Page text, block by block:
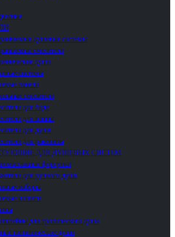
душевые системы
смесители
души
системы
панели
смесители
для биде
для ванны
для душа
для раковины
ДЛЯ ДУШЕВЫХ СИСТЕМ
форсунки
для ручного душа
наборы
шланги
для тропического душа
гигиенические души